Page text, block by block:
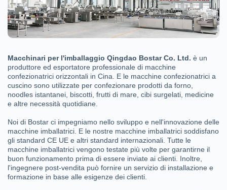
Macchinari per l'imballaggio Qingdao Bostar Co. Ltd. è un
produttore ed esportatore professionale di macchine
confezionatrici orizzontali in Cina. E le macchine confezionatrici a
cuscino sono utilizzate per confezionare prodotti da forno,
noodles istantanei, biscotti, frutti di mare, cibi surgelati, medicine
e altre necessità quotidiane.
Noi di Bostar ci impegniamo nello sviluppo e nell'innovazione delle
macchine imballatrici. E le nostre macchine imballatrici soddisfano
gli standard CE UE e altri standard internazionali. Tutte le
macchine imballatrici vengono testate più volte per garantirne il
buon funzionamento prima di essere inviate ai clienti. Inoltre,
l'ingegnere post-vendita può fornire un servizio di installazione e
formazione in base alle esigenze dei clienti.